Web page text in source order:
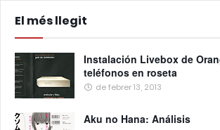
El més llegit
Instalación Livebox de
teléfonos en roseta
de febrer 13, 2013
Aku no Hana: Análisis